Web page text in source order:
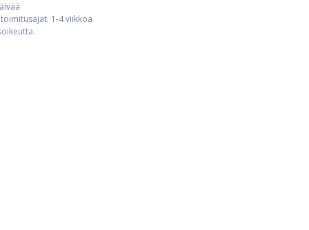
1-4 viikkoa